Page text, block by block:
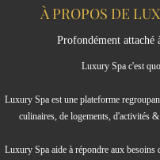
À PROPOS DE
Profondément attaché
Luxury Spa c'est
Luxury Spa est une plateforme
culinaires, de logements, d'activités
Luxury Spa aide à répondre aux besoins